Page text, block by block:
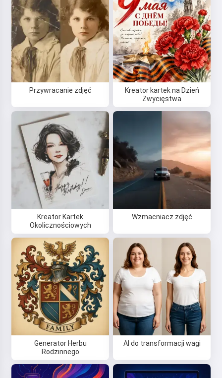
Przywracanie zdjęć
Kreator kartek na Dzień
Zwycięstwa
Kreator Kartek
Okolicznościowych
Wzmacniacz zdjęć
Generator Herbu
Rodzinnego
AI do transformacji wagi